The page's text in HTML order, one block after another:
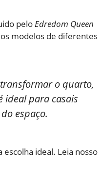
peloEdredom Queen
modelos de diferentes
o quarto,
ideal para casais
espaço.
ideal. Leia nosso